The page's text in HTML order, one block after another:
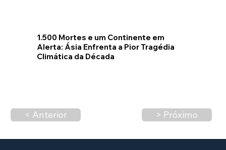
1.500 Mortes e um Continente em
Alerta: Ásia Enfrenta a Pior Tragédia
Climática da Década
> Próximo
< Anterior